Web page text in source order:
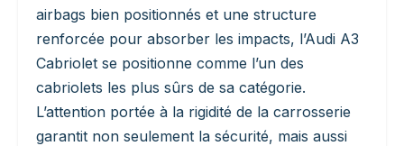
airbags bien positionnés et une structure
renforcée pour absorber les impacts, l’Audi A3
Cabriolet se positionne comme l’un des
cabriolets les plus sûrs de sa catégorie.
L’attention portée à la rigidité de la carrosserie
garantit non seulement la sécurité, mais aussi